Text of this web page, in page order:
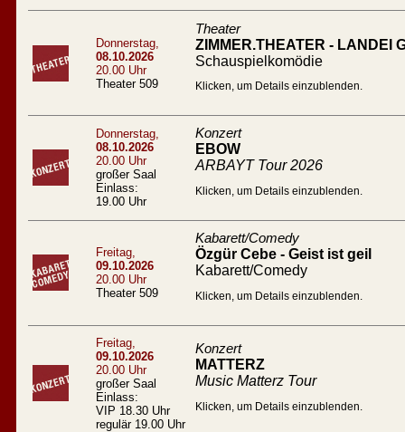
Donnerstag,
08.10.2026
20.00 Uhr
Theater 509
Theater
ZIMMER.THEATER - LANDEI
Schauspielkomödie
Klicken, um Details einzublenden.
Donnerstag,
08.10.2026
20.00 Uhr
großer Saal
Einlass:
19.00 Uhr
Konzert
EBOW
ARBAYT Tour 2026
Klicken, um Details einzublenden.
Freitag,
09.10.2026
20.00 Uhr
Theater 509
Kabarett/Comedy
Özgür Cebe - Geist ist geil
Kabarett/Comedy
Klicken, um Details einzublenden.
Freitag,
09.10.2026
20.00 Uhr
großer Saal
Einlass:
VIP 18.30 Uhr
regulär 19.00 Uhr
Konzert
MATTERZ
Music Matterz Tour
Klicken, um Details einzublenden.